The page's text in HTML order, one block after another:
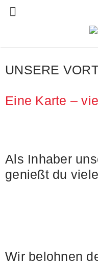
UNSERE
Eine Karte –
Als Inhaber
genießt du
Wir belohnen